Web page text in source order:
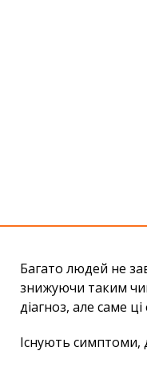
Багато людей не
знижуючи таким
діагноз, але саме
Існують симптоми,